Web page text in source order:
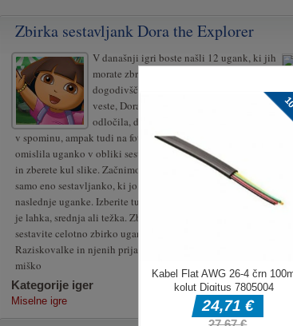
Zbirka sestavljank Dora the Explorer
V današnji igri boste našli 12 ugank, ki jih
morate zbrati, da boste izkusili
dogodivščine Dore Raziskovalke. Kot že
veste, Dora zelo rada potuje. Tokrat se je
odločila, da svojih spominov ne ohrani le
v spominu, ampak tudi na fotografiji. In za to si je Dora
omislila uganko v obliki sestavljanke, ki jo lahko sestavite
in zberete kul slike. Začnimo! Sprva boste imeli na voljo
samo eno sestavljanko, ki jo morate sestaviti, da odprete
naslednje uganke. Izberite tudi težavnostno stopnjo, lahko
je lahka, srednja ali težka. Zbirajte sliko za sliko, da
sestavite celotno zbirko ugank o dogodivščinah Dore
Raziskovalke in njenih prijateljev. Prijetno igranje!
miško
Kategorije iger
Miselne igre